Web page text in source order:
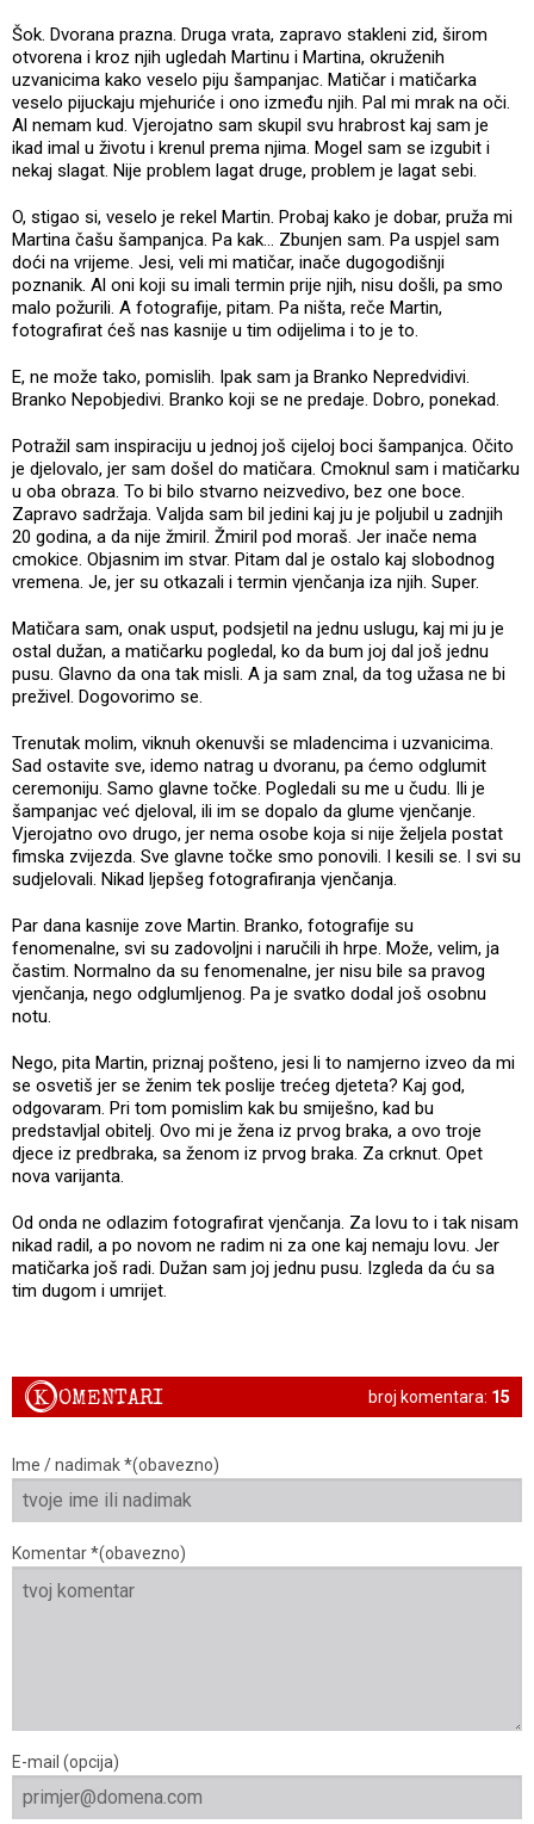
Šok. Dvorana prazna. Druga vrata, zapravo stakleni zid, širom
otvorena i kroz njih ugledah Martinu i Martina, okruženih
uzvanicima kako veselo piju šampanjac. Matičar i matičarka
veselo pijuckaju mjehuriće i ono između njih. Pal mi mrak na oči.
Al nemam kud. Vjerojatno sam skupil svu hrabrost kaj sam je
ikad imal u životu i krenul prema njima. Mogel sam se izgubit i
nekaj slagat. Nije problem lagat druge, problem je lagat sebi.
O, stigao si, veselo je rekel Martin. Probaj kako je dobar, pruža mi
Martina čašu šampanjca. Pa kak... Zbunjen sam. Pa uspjel sam
doći na vrijeme. Jesi, veli mi matičar, inače dugogodišnji
poznanik. Al oni koji su imali termin prije njih, nisu došli, pa smo
malo požurili. A fotografije, pitam. Pa ništa, reče Martin,
fotografirat ćeš nas kasnije u tim odijelima i to je to.
E, ne može tako, pomislih. Ipak sam ja Branko Nepredvidivi.
Branko Nepobjedivi. Branko koji se ne predaje. Dobro, ponekad.
Potražil sam inspiraciju u jednoj još cijeloj boci šampanjca. Očito
je djelovalo, jer sam došel do matičara. Cmoknul sam i matičarku
u oba obraza. To bi bilo stvarno neizvedivo, bez one boce.
Zapravo sadržaja. Valjda sam bil jedini kaj ju je poljubil u zadnjih
20 godina, a da nije žmiril. Žmiril pod moraš. Jer inače nema
cmokice. Objasnim im stvar. Pitam dal je ostalo kaj slobodnog
vremena. Je, jer su otkazali i termin vjenčanja iza njih. Super.
Matičara sam, onak usput, podsjetil na jednu uslugu, kaj mi ju je
ostal dužan, a matičarku pogledal, ko da bum joj dal još jednu
pusu. Glavno da ona tak misli. A ja sam znal, da tog užasa ne bi
preživel. Dogovorimo se.
Trenutak molim, viknuh okenuvši se mladencima i uzvanicima.
Sad ostavite sve, idemo natrag u dvoranu, pa ćemo odglumit
ceremoniju. Samo glavne točke. Pogledali su me u čudu. Ili je
šampanjac već djeloval, ili im se dopalo da glume vjenčanje.
Vjerojatno ovo drugo, jer nema osobe koja si nije željela postat
fimska zvijezda. Sve glavne točke smo ponovili. I kesili se. I svi su
sudjelovali. Nikad ljepšeg fotografiranja vjenčanja.
Par dana kasnije zove Martin. Branko, fotografije su
fenomenalne, svi su zadovoljni i naručili ih hrpe. Može, velim, ja
častim. Normalno da su fenomenalne, jer nisu bile sa pravog
vjenčanja, nego odglumljenog. Pa je svatko dodal još osobnu
notu.
Nego, pita Martin, priznaj pošteno, jesi li to namjerno izveo da mi
se osvetiš jer se ženim tek poslije trećeg djeteta? Kaj god,
odgovaram. Pri tom pomislim kak bu smiješno, kad bu
predstavljal obitelj. Ovo mi je žena iz prvog braka, a ovo troje
djece iz predbraka, sa ženom iz prvog braka. Za crknut. Opet
nova varijanta.
Od onda ne odlazim fotografirat vjenčanja. Za lovu to i tak nisam
nikad radil, a po novom ne radim ni za one kaj nemaju lovu. Jer
matičarka još radi. Dužan sam joj jednu pusu. Izgleda da ću sa
tim dugom i umrijet.
broj komentara: 15
KOMENTARI
Ime / nadimak *(obavezno)
Komentar *(obavezno)
E-mail (opcija)